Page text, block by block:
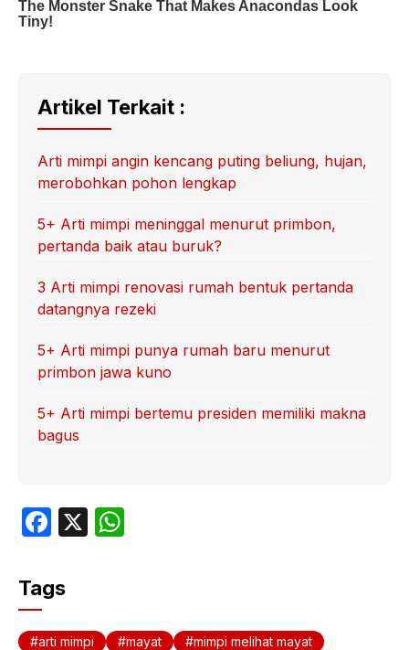
Artikel Terkait :
Arti mimpi angin kencang puting beliung, hujan,
merobohkan pohon lengkap
5+ Arti mimpi meninggal menurut primbon,
pertanda baik atau buruk?
3 Arti mimpi renovasi rumah bentuk pertanda
datangnya rezeki
5+ Arti mimpi punya rumah baru menurut
primbon jawa kuno
5+ Arti mimpi bertemu presiden memiliki makna
bagus
F
c
e
b
X
A
Tags
arti mimpi mayat
mimpi melihat mayat